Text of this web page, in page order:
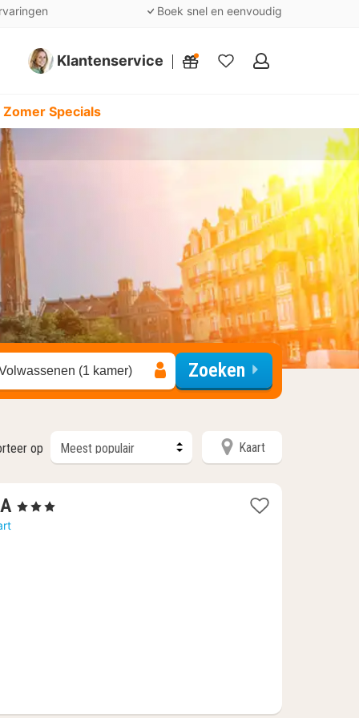
Boek snel en eenvoudig
Klantenservice
Mijn
Specials
(1 kamer) Zoeken
op Kaart
1
, 3 Sterren